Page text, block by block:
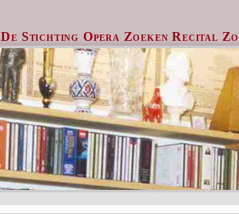
De Stichting Opera Zoeken Recital